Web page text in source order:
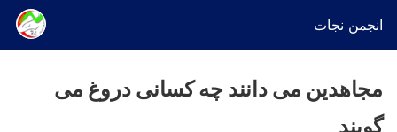
انجمن نجات
مجاهدین می دانند چه کسانی دروغ می
گویند